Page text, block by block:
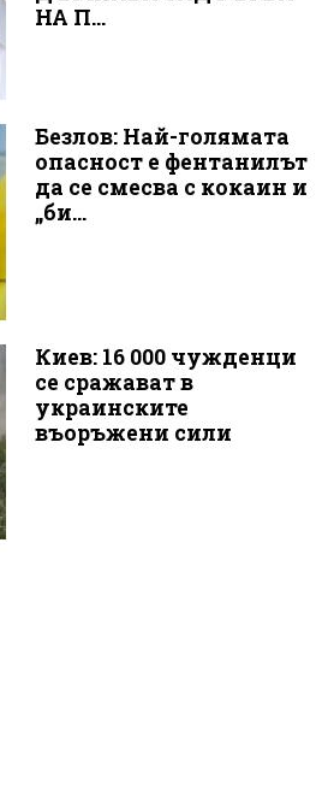
НА П...
Безлов: Най-голямата
опасност е фентанилът
да се смесва с кокаин и
„би...
Киев: 16 000 чужденци
се сражават в
украинските
въоръжени сили